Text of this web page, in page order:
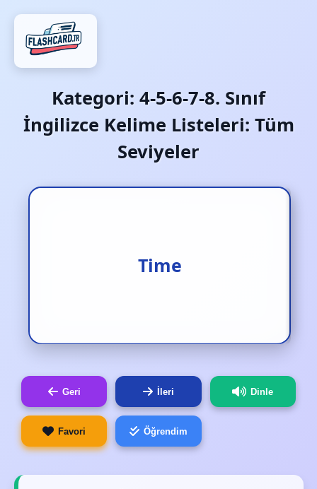
Kategori: 4-5-6-7-8. Sınıf
İngilizce Kelime Listeleri: Tüm
Seviyeler
Time
Saat/ zaman
Geri İleri Dinle
Favori Öğrendim